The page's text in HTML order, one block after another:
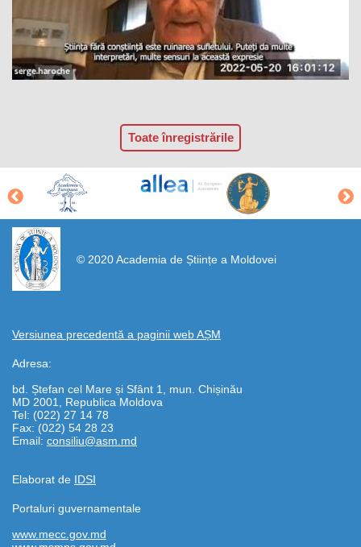
Toate înregistrările
© 2020 Academia de Științe a Moldovei
Versiunea precedentă a paginii web AȘM
Adresa:
bd. Ștefan cel Mare și Sfânt 1, mun. Chișinău
MD 2001, Republica Moldova
Tel: (022) 27 14 78
Fax: (022) 54 28 23
Email: consiliu@asm.md
Elaborat de IDSI
https://propletenie.ru/
Portaluri guvernamentale
www.mecc.gov.md